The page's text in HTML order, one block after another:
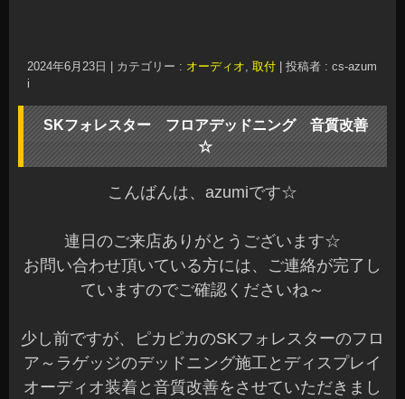
2024年6月23日 カテゴリー : オーディオ, 取付
投稿者 : cs-azum
i
SKフォレスター フロアデッドニング 音質改善
☆
こんばんは、azumiです☆
連日のご来店ありがとうございます☆
お問い合わせ頂いている方には、ご連絡が完了し
ていますのでご確認くださいね～
少し前ですが、ピカピカのSKフォレスターのフロ
ア～ラゲッジのデッドニング施工とディスプレイ
オーディオ装着と音質改善をさせていただきまし